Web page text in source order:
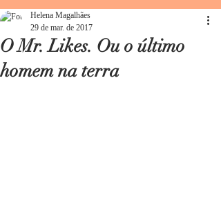
O Mr. Likes. Ou o último
homem na terra
Helena Magalhães
29 de mar. de 2017